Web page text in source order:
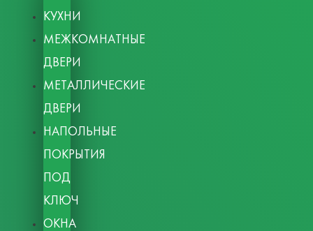
КУХНИ
МЕЖКОМНАТНЫЕ
ДВЕРИ
МЕТАЛЛИЧЕСКИЕ
ДВЕРИ
НАПОЛЬНЫЕ
ПОКРЫТИЯ
ПОД
КЛЮЧ
ОКНА